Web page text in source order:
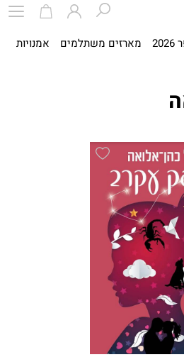
מארזים משתלמים אמנויות